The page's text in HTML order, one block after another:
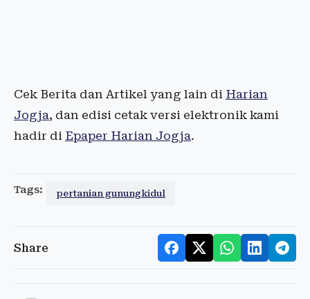
Cek Berita dan Artikel yang lain di Harian
Jogja, dan edisi cetak versi elektronik kami
hadir di Epaper Harian Jogja.
Tags: pertanian gunungkidul
Share